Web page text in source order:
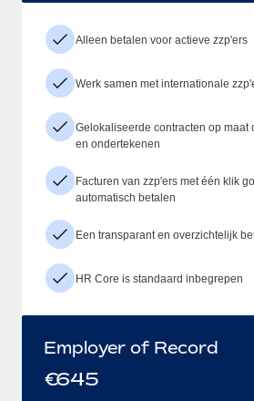
Alleen betalen voor actieve zzp'ers
Werk samen met internationale
Gelokaliseerde contracten op maat
en ondertekenen
Facturen van zzp'ers met één klik
automatisch betalen
Een transparant en overzichtelijk
HR Core is standaard inbegrepen
Employer of Record
€645